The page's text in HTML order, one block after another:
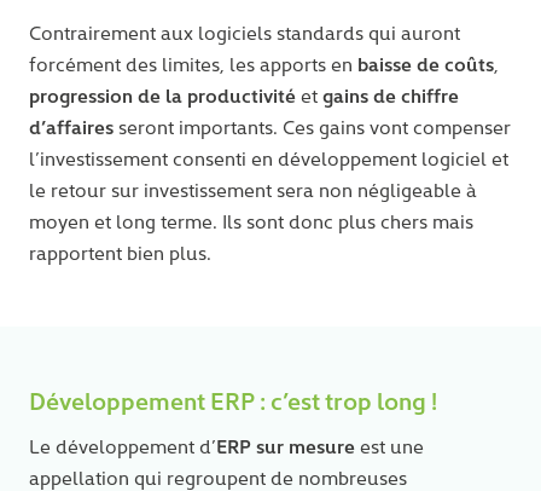
Votre expert à Lyon : Sébastien Barré
09:00 - 13:00 | 14:00 - 18:00
09 54 39 82 49
Contrairement aux logiciels standards qui auront
forcément des limites, les apports en baisse de coûts
progression de la productivité et gains de chiffre
d’affaires seront importants. Ces gains vont compenser
l’investissement consenti en développement logiciel et
le retour sur investissement sera non négligeable à
moyen et long terme. Ils sont donc plus chers mais
rapportent bien plus.
Développement ERP : c’est trop long !
Le développement d’ERP sur mesure est une
appellation qui regroupent de nombreuses